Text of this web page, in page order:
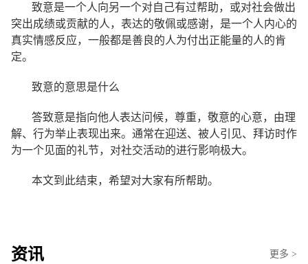
致意是一个人向另一个对自己有过帮助，或对社会做出
突出成绩或贡献的人，表达的敬佩或感谢，是一个人内心的
真实情感反应，一般都是善良的人为付出正能量的人的肯
定。
致意的意思是什么
答致意是指向他人表达问候，尊重，敬意的心意，由理
解、行为举止表现出来。通常在迎送、被人引见、拜访时作
为一个见面的礼节，对社交活动的进行影响极大。
本文到此结束，希望对大家有所帮助。
资讯 更多 >